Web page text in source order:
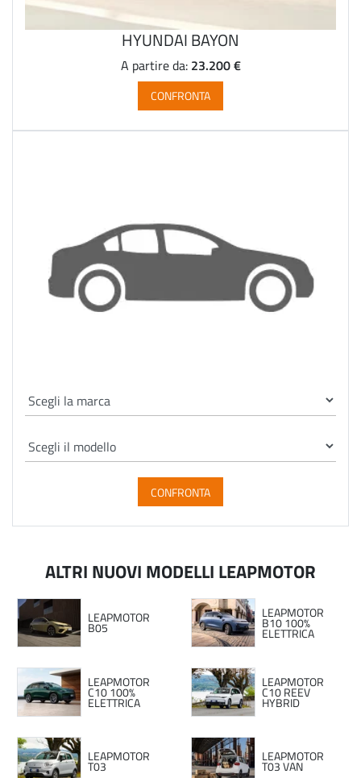
HYUNDAI BAYON
A partire da: 23.200 €
CONFRONTA
CONFRONTA
ALTRI NUOVI MODELLI LEAPMOTOR
LEAPMOTOR
B05
LEAPMOTOR
B10 100%
ELETTRICA
LEAPMOTOR
C10 100%
ELETTRICA
LEAPMOTOR
C10 REEV
HYBRID
LEAPMOTOR
T03
LEAPMOTOR
T03 VAN